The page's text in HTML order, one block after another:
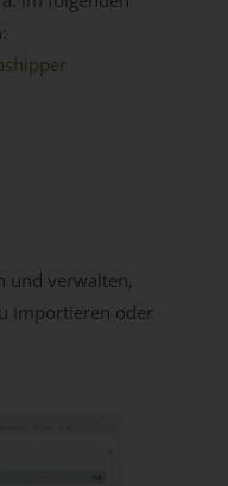
und verwalten,
importieren oder